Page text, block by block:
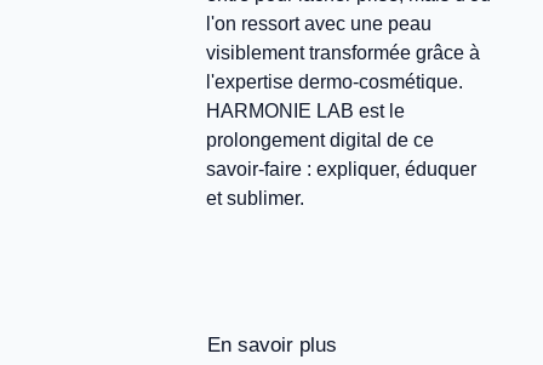
l'on ressort avec une peau
visiblement transformée grâce à
l'expertise dermo-cosmétique.
HARMONIE LAB est le
prolongement digital de ce
savoir-faire : expliquer, éduquer
et sublimer.
En savoir plus